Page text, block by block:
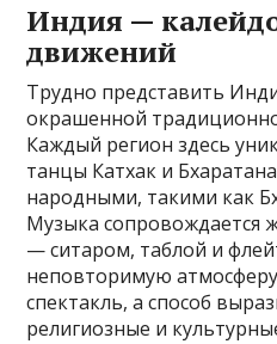
Индия —
движений
Трудно представить
окрашенной
Каждый регион здесь
танцы Катхак и
народными, такими как
Музыка сопровождается
— ситаром, таблой и
неповторимую
спектакль, а способ
религиозные и